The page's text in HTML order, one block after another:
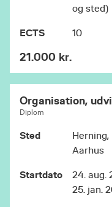
og sted)
ECTS 10
21.000 kr.
Organisation,
Diplom
Sted
Herning,
Aarhus
Startdato
24. aug.
25. jan.